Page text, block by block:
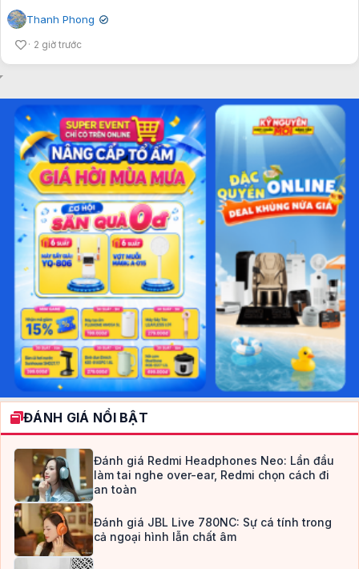
Thanh Phong ✔
2 giờ trước
ĐÁNH GIÁ NỔI BẬT
Đánh giá Redmi Headphones Neo: Lần đầu
làm tai nghe over-ear, Redmi chọn cách đi
an toàn
Đánh giá JBL Live 780NC: Sự cá tính trong
cả ngoại hình lẫn chất âm